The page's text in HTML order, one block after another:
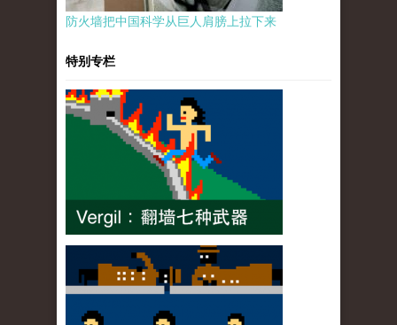
防火墙把中国科学从巨人肩膀上拉下来
特别专栏